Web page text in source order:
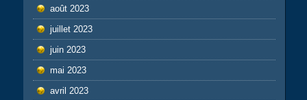
août 2023
juillet 2023
juin 2023
mai 2023
avril 2023